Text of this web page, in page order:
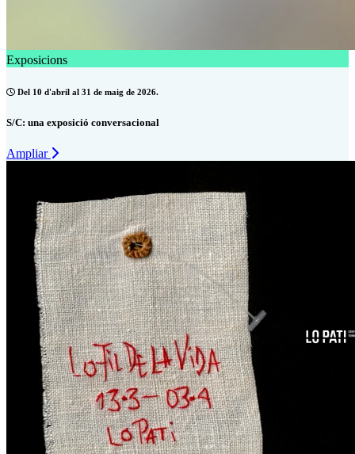
Exposicions
Del 10 d'abril al 31 de maig de 2026.
S/C: una exposició conversacional
Ampliar